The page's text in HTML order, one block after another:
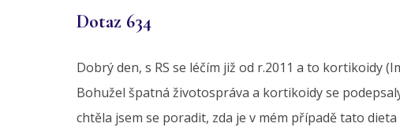
Dotaz 634
Dobrý den, s RS se léčím již od r.2011 a to kortikoidy
Bohužel špatná životospráva a kortikoidy se
chtěla jsem se poradit, zda je v mém případě tato